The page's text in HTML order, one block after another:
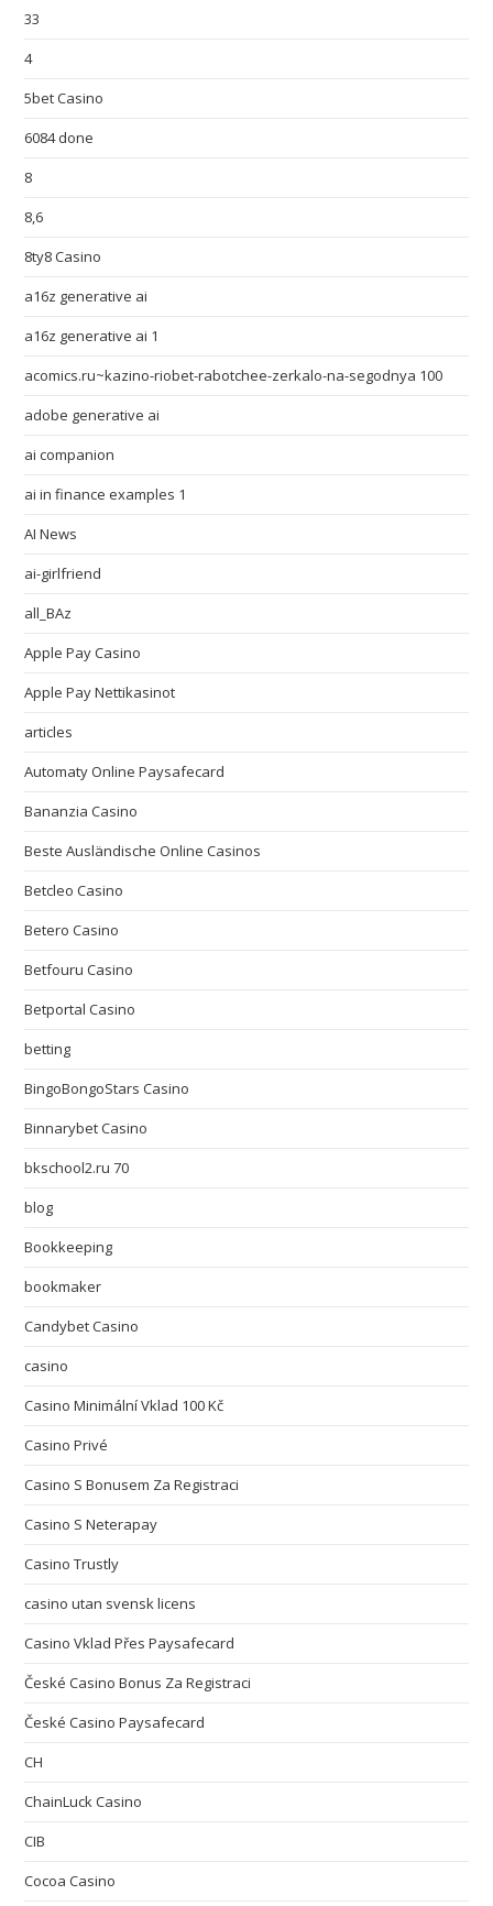
33
4
5bet Casino
6084 done
8
8,6
8ty8 Casino
a16z generative ai
a16z generative ai 1
acomics.ru~kazino-riobet-rabotchee-zerkalo-na-segodnya 100
adobe generative ai
ai companion
ai in finance examples 1
AI News
ai-girlfriend
all_BAz
Apple Pay Casino
Apple Pay Nettikasinot
articles
Automaty Online Paysafecard
Bananzia Casino
Beste Ausländische Online Casinos
Betcleo Casino
Betero Casino
Betfouru Casino
Betportal Casino
betting
BingoBongoStars Casino
Binnarybet Casino
bkschool2.ru 70
blog
Bookkeeping
bookmaker
Candybet Casino
casino
Casino Minimální Vklad 100 Kč
Casino Privé
Casino S Bonusem Za Registraci
Casino S Neterapay
Casino Trustly
casino utan svensk licens
Casino Vklad Přes Paysafecard
České Casino Bonus Za Registraci
České Casino Paysafecard
CH
ChainLuck Casino
CIB
Cocoa Casino